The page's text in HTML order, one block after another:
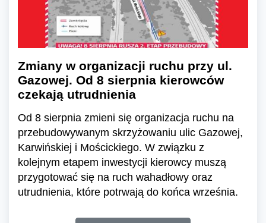
Zmiany w organizacji ruchu przy ul.
Gazowej. Od 8 sierpnia kierowców
czekają utrudnienia
Od 8 sierpnia zmieni się organizacja ruchu na
przebudowywanym skrzyżowaniu ulic Gazowej,
Karwińskiej i Mościckiego. W związku z
kolejnym etapem inwestycji kierowcy muszą
przygotować się na ruch wahadłowy oraz
utrudnienia, które potrwają do końca września.